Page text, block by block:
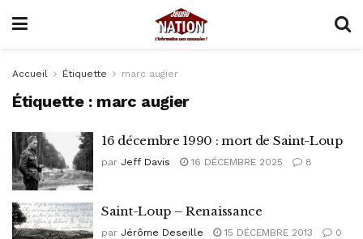
Accueil Étiquette marc augier
Étiquette : marc augier
16 décembre 1990 : mort de Saint-Loup
par Jeff Davis 16 DÉCEMBRE 2025 8
Saint-Loup – Renaissance
par Jérôme Deseille 15 DÉCEMBRE 2013 0